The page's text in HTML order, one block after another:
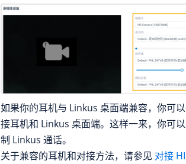
如果你的耳机与 Linkus 桌面端兼容，你可
接耳机和 Linkus 桌面端。这样一来，你可
制 Linkus 通话。
关于兼容的耳机和对接方法，请参见 对接